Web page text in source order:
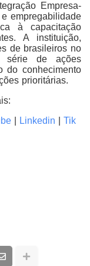
Empresa-
empregabilidade
à capacitação
A instituição,
de brasileiros no
série de ações
do conhecimento
prioritárias.
Linkedin
Tik